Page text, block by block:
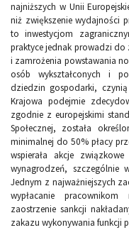
najniższych w Unii
niż zwiększenie wydajności
to inwestycjom
praktyce jednak prowadzi
i zamrożenia powstawania
osób wykształconych i
dziedzin gospodarki,
Krajowa podejmie
zgodnie z europejskimi
Społecznej, została
minimalnej do 50% płacy
wspierała akcje
wynagrodzeń, szczególnie
Jednym z najważniejszych
wypłacanie
zaostrzenie sankcji
zakazu wykonywania funkcji